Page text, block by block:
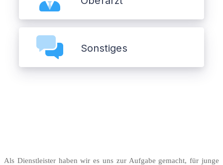
Als Dienstleister haben wir es uns zur Aufgabe gemacht, für junge